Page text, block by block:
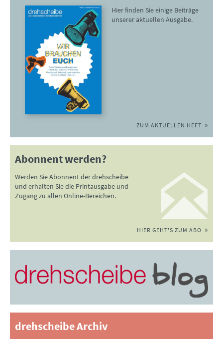
Hier finden Sie einige Beiträge
unserer aktuellen Ausgabe.
ZUM AKTUELLEN HEFT
Abonnent werden?
Werden Sie Abonnent der drehscheibe
und erhalten Sie die Printausgabe und
Zugang zu allen Online-Bereichen.
HIER GEHT'S ZUM ABO
drehscheibe Archiv